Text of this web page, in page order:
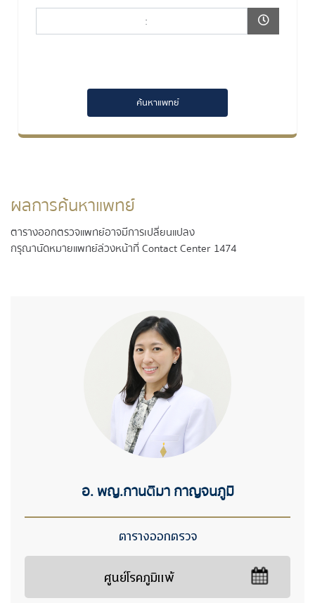
:
ค้นหาแพทย์
ผลการค้นหาแพทย์
ตารางออกตรวจแพทย์อาจมีการเปลี่ยนแปลง
กรุณานัดหมายแพทย์ล่วงหน้าที่ Contact Center 1474
อ. พญ.กานติมา กาญจนภูมิ
ตารางออกตรวจ
ศูนย์โรคภูมิแพ้